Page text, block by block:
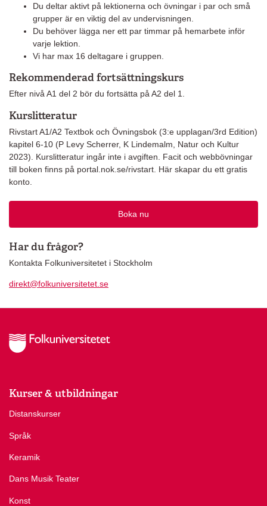
Du deltar aktivt på lektionerna och övningar i par och små
grupper är en viktig del av undervisningen.
Du behöver lägga ner ett par timmar på hemarbete inför
varje lektion.
Vi har max 16 deltagare i gruppen.
Rekommenderad fortsättningskurs
Efter nivå A1 del 2 bör du fortsätta på A2 del 1.
Kurslitteratur
Rivstart A1/A2 Textbok och Övningsbok (3:e upplagan/3rd Edition)
kapitel 6-10 (P Levy Scherrer, K Lindemalm, Natur och Kultur
2023). Kurslitteratur ingår inte i avgiften. Facit och webbövningar
till boken finns på portal.nok.se/rivstart. Här skapar du ett gratis
konto.
Boka nu
Har du frågor?
Kontakta Folkuniversitetet i Stockholm
direkt@folkuniversitetet.se
Kurser & utbildningar
Distanskurser
Språk
Keramik
Dans Musik Teater
Konst